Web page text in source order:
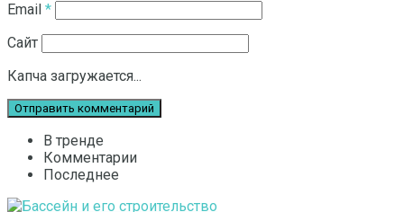
Email *
Сайт
Капча загружается...
В тренде
Комментарии
Последнее